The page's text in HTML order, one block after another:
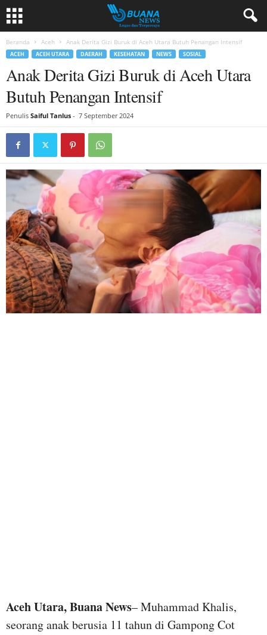
Beranda Aceh Anak Derita Gizi Buruk di Aceh Utara Butuh Penangan Intensif
ACEH ACEH UTARA DAERAH KESEHATAN NEWS SOSIAL
Anak Derita Gizi Buruk di Aceh Utara
Butuh Penangan Intensif
Penulis Saiful Tanlus - 7 September 2024
Aceh Utara, Buana News– Muhammad Khalis,
seorang anak berusia 11 tahun di Gampong Cot